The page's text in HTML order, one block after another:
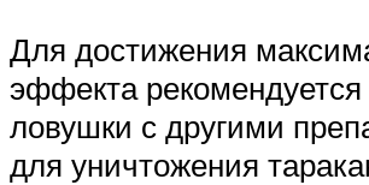
Для достижения
эффекта рекомендуется
ловушки с другими
для уничтожения